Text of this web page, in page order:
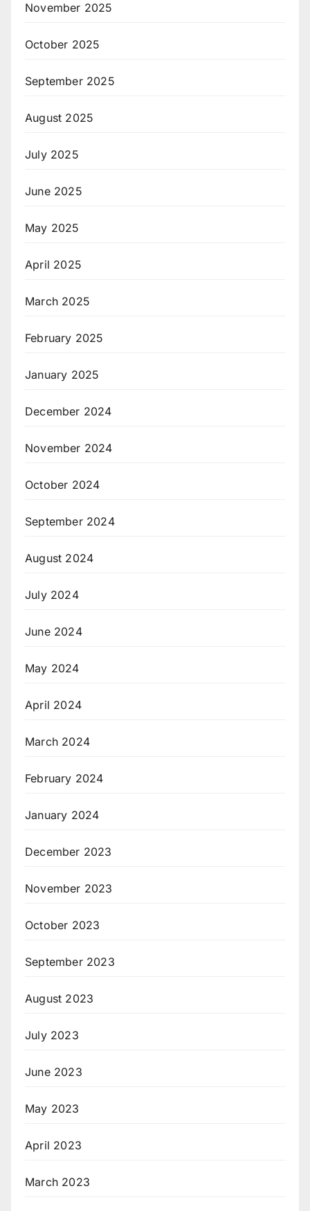
November 2025
October 2025
September 2025
August 2025
July 2025
June 2025
May 2025
April 2025
March 2025
February 2025
January 2025
December 2024
November 2024
October 2024
September 2024
August 2024
July 2024
June 2024
May 2024
April 2024
March 2024
February 2024
January 2024
December 2023
November 2023
October 2023
September 2023
August 2023
July 2023
June 2023
May 2023
April 2023
March 2023